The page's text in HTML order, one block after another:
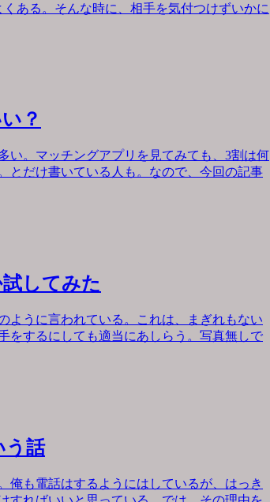
ある。そんな時に、相手を気付つけずいかに
？
い。マッチングアプリを見てみても、3割は何
とだけ書いている人も。なので、今回の記事
してみた
ように言われている。これは、まぎれもない
をするにしても適当にあしらう。写真無しで
う話
俺も電話はするようにはしているが、はっき